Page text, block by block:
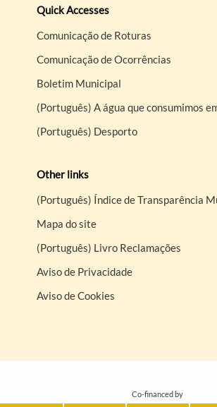
Quick Accesses
Comunicação de Roturas
Comunicação de Ocorrências
Boletim Municipal
(Português) A água que consumimos
(Português) Desporto
Other links
(Português) Índice de Transparência
Mapa do site
(Português) Livro Reclamações
Aviso de Privacidade
Aviso de Cookies
Co-financed by